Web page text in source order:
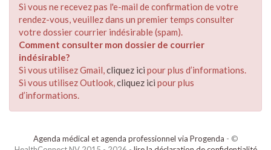
Si vous ne recevez pas l'e-mail de confirmation de votre
rendez-vous, veuillez dans un premier temps consulter
votre dossier courrier indésirable (spam).
Comment consulter mon dossier de courrier
indésirable?
Si vous utilisez Gmail,cliquez ici pour plus d’informations.
Si vous utilisez Outlook,cliquez ici pour plus
d’informations.
Agenda médical et agenda professionnel via Progenda - ©